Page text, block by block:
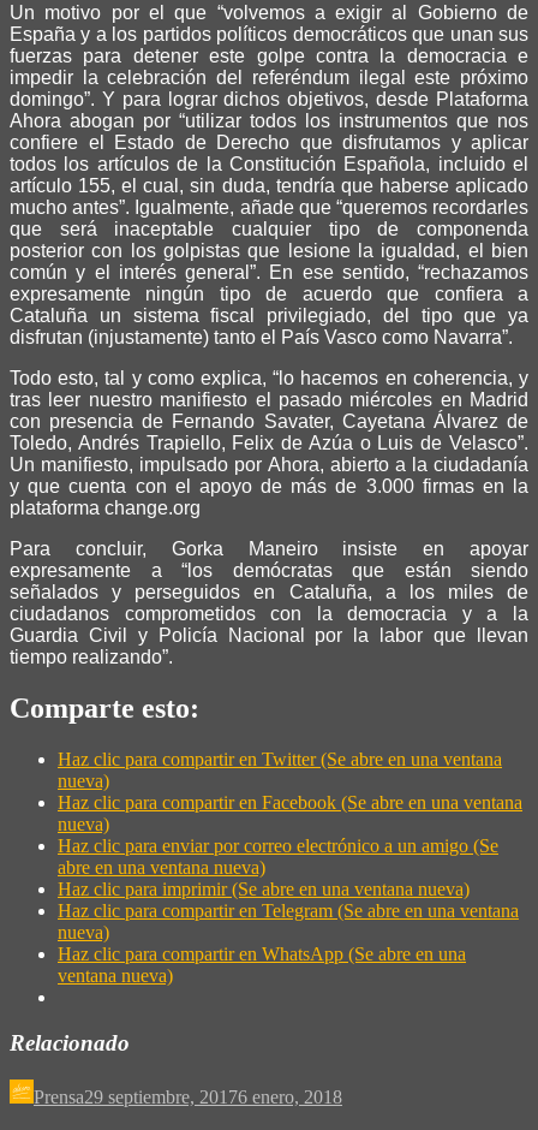
Un motivo por el que “volvemos a exigir al Gobierno de
España y a los partidos políticos democráticos que unan sus
fuerzas para detener este golpe contra la democracia e
impedir la celebración del referéndum ilegal este próximo
domingo”. Y para lograr dichos objetivos, desde Plataforma
Ahora abogan por “utilizar todos los instrumentos que nos
confiere el Estado de Derecho que disfrutamos y aplicar
todos los artículos de la Constitución Española, incluido el
artículo 155, el cual, sin duda, tendría que haberse aplicado
mucho antes”. Igualmente, añade que “queremos recordarles
que será inaceptable cualquier tipo de componenda
posterior con los golpistas que lesione la igualdad, el bien
común y el interés general”. En ese sentido, “rechazamos
expresamente ningún tipo de acuerdo que confiera a
Cataluña un sistema fiscal privilegiado, del tipo que ya
disfrutan (injustamente) tanto el País Vasco como Navarra”.
Todo esto, tal y como explica, “lo hacemos en coherencia, y
tras leer nuestro manifiesto el pasado miércoles en Madrid
con presencia de Fernando Savater, Cayetana Álvarez de
Toledo, Andrés Trapiello, Felix de Azúa o Luis de Velasco”.
Un manifiesto, impulsado por Ahora, abierto a la ciudadanía
y que cuenta con el apoyo de más de 3.000 firmas en la
plataforma change.org
Para concluir, Gorka Maneiro insiste en apoyar
expresamente a “los demócratas que están siendo
señalados y perseguidos en Cataluña, a los miles de
ciudadanos comprometidos con la democracia y a la
Guardia Civil y Policía Nacional por la labor que llevan
tiempo realizando”.
Comparte esto:
Haz clic para compartir en Twitter (Se abre en una ventana
nueva)
Haz clic para compartir en Facebook (Se abre en una ventana
nueva)
Haz clic para enviar por correo electrónico a un amigo (Se
abre en una ventana nueva)
Haz clic para imprimir (Se abre en una ventana nueva)
Haz clic para compartir en Telegram (Se abre en una ventana
nueva)
Haz clic para compartir en WhatsApp (Se abre en una
ventana nueva)
Relacionado
Prensa29 septiembre, 20176 enero, 2018